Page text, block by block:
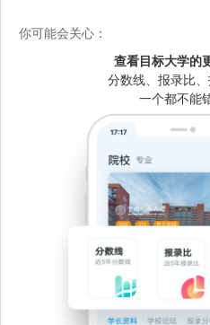
你可能会关心：
查看目标大学的
分数线、报录比
一个都不能